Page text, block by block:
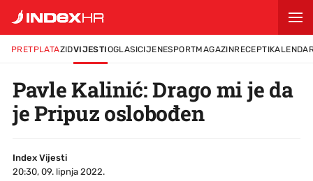
PRETPLATAZIDVIJESTIOGLASICIJENESPORTMAGAZINRECEPTI
Pavle Kalinić: Drago mi je da
je Pripuz oslobođen
Index Vijesti
20:30, 09. lipnja 2022.